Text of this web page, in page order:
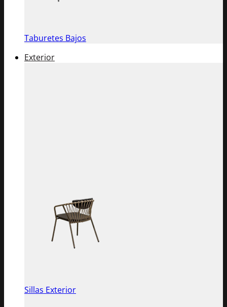
Taburetes Bajos
Exterior
Sillas Exterior